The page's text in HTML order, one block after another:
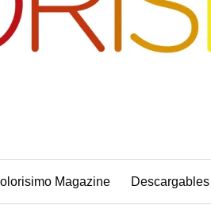
Magazine Descargables